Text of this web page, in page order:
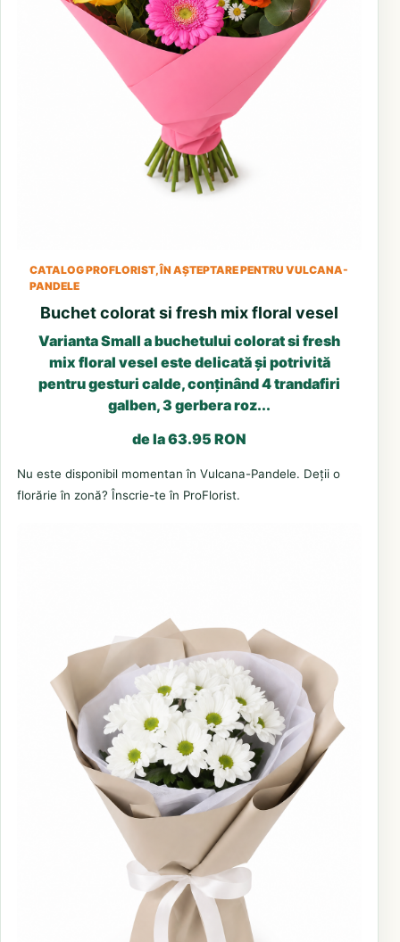
CATALOG PROFLORIST, ÎN AȘTEPTARE PENTRU VULCANA-
PANDELE
Buchet colorat si fresh mix floral vesel
Varianta Small a buchetului colorat si fresh
mix floral vesel este delicată și potrivită
pentru gesturi calde, conținând 4 trandafiri
galben, 3 gerbera roz...
de la 63.95 RON
Nu este disponibil momentan în Vulcana-Pandele. Deții o
florărie în zonă? Înscrie-te în ProFlorist.